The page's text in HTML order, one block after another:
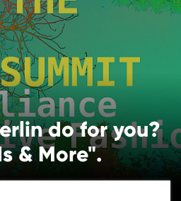
do for you?
& More".